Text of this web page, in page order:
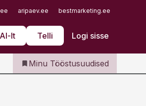
aripaev.ee bestmarketing.ee
lt Telli Logi sisse
Iseteenindus
Telli Tööstusuudised
Minu Tööstusuudised